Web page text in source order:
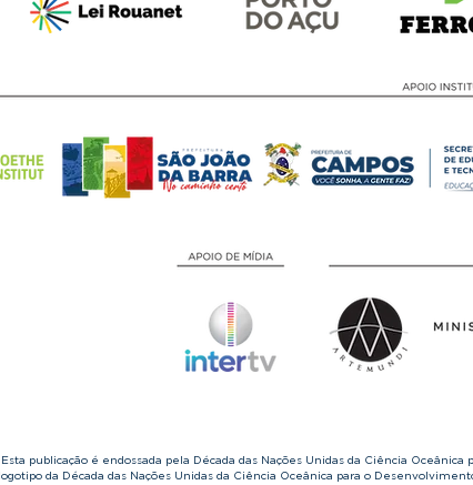
Esta publicação é endossada pela Década das Nações Unidas da Ciência
logotipo da Década das Nações Unidas da Ciência Oceânica para o